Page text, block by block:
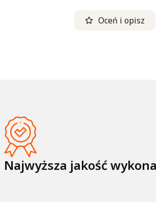
Oceń i opisz
Najwyższa jakość